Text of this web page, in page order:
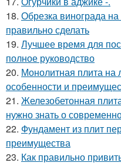
18. Обрезка винограда
правильно сделать
19. Лучшее время для
полное руководство
20. Монолитная плита на
особенности и
21. Железобетонная
нужно знать о
22. Фундамент из плит
преимущества
23. Как правильно